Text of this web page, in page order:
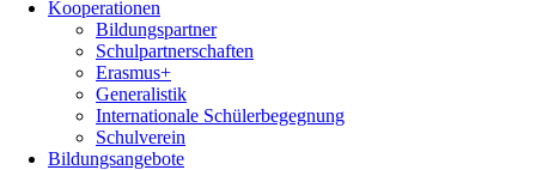
Kooperationen
Bildungspartner
Schulpartnerschaften
Erasmus+
Generalistik
Internationale Schülerbegegnung
Schulverein
Bildungsangebote